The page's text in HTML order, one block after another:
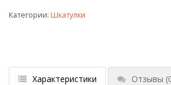
Категории: Шкатулки
Характеристики Отзывы